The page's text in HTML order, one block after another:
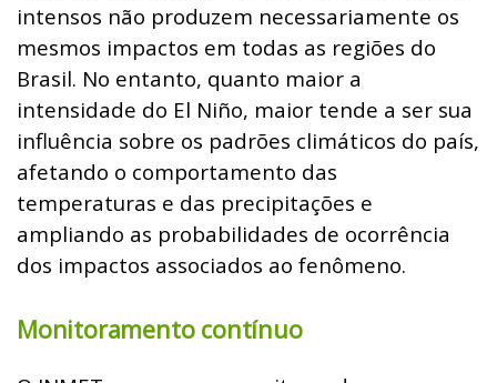
intensos não produzem necessariamente os
mesmos impactos em todas as regiões do
Brasil. No entanto, quanto maior a
intensidade do El Niño, maior tende a ser sua
influência sobre os padrões climáticos do país,
afetando o comportamento das
temperaturas e das precipitações e
ampliando as probabilidades de ocorrência
dos impactos associados ao fenômeno.
Monitoramento contínuo